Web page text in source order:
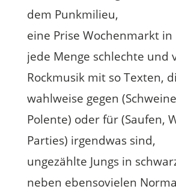
dem Punkmilieu,
eine Prise Wochenmarkt in
jede Menge schlechte und
Rockmusik mit so Texten,
wahlweise gegen
Polente) oder für (Saufen,
Parties) irgendwas sind,
ungezählte Jungs in
neben ebensovielen